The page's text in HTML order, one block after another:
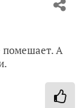
помешает. А